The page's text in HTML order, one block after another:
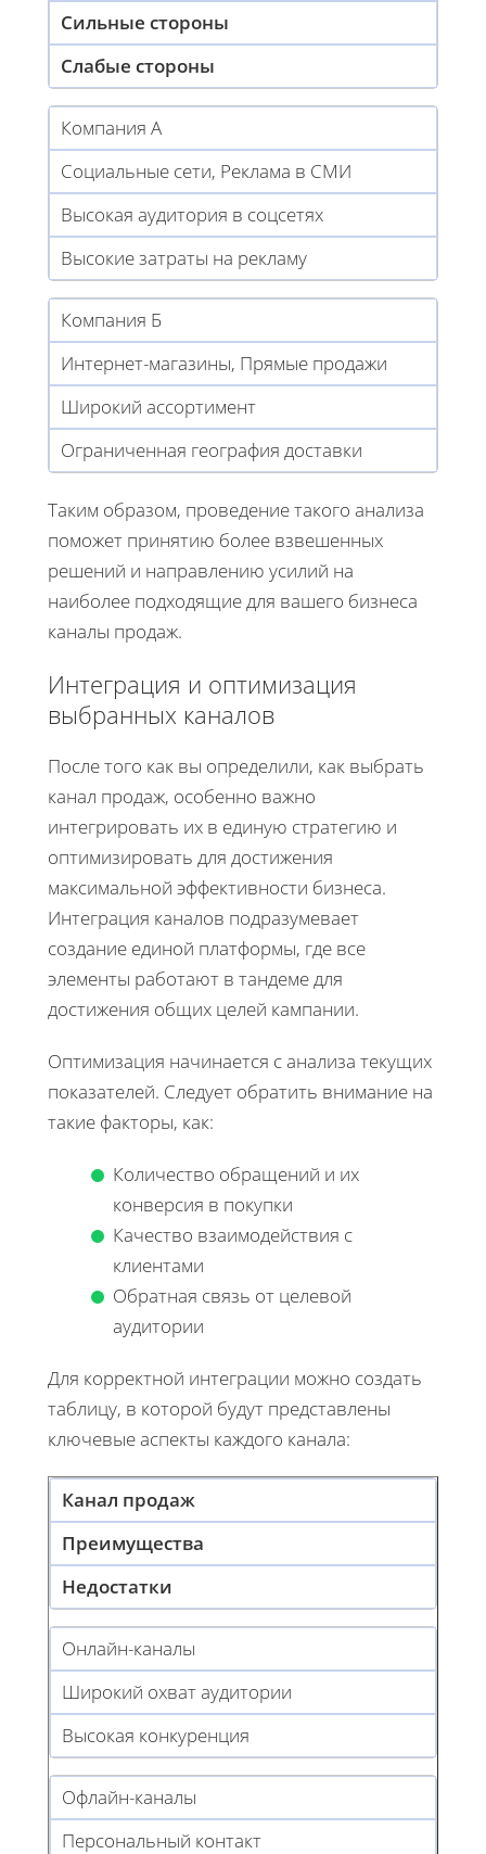
Сильные стороны
Слабые стороны
Компания А
Социальные сети, Реклама в СМИ
Высокая аудитория в соцсетях
Высокие затраты на рекламу
Компания Б
Интернет-магазины, Прямые продажи
Широкий ассортимент
Ограниченная география доставки
Таким образом, проведение такого анализа
поможет принятию более взвешенных
решений и направлению усилий на
наиболее подходящие для вашего бизнеса
каналы продаж.
Интеграция и оптимизация
выбранных каналов
После того как вы определили, как выбрать
канал продаж, особенно важно
интегрировать их в единую стратегию и
оптимизировать для достижения
максимальной эффективности бизнеса.
Интеграция каналов подразумевает
создание единой платформы, где все
элементы работают в тандеме для
достижения общих целей кампании.
Оптимизация начинается с анализа текущих
показателей. Следует обратить внимание на
такие факторы, как:
Количество обращений и их
конверсия в покупки
Качество взаимодействия с
клиентами
Обратная связь от целевой
аудитории
Для корректной интеграции можно создать
таблицу, в которой будут представлены
ключевые аспекты каждого канала:
Канал продаж
Преимущества
Недостатки
Онлайн-каналы
Широкий охват аудитории
Высокая конкуренция
Офлайн-каналы
Персональный контакт